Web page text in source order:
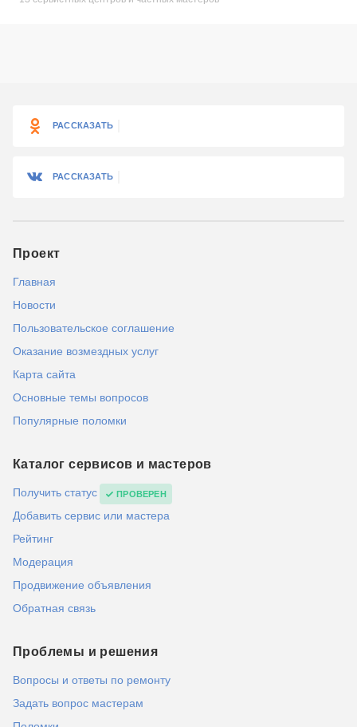
РАССКАЗАТЬ
РАССКАЗАТЬ
Проект
Главная
Новости
Пользовательское соглашение
Оказание возмездных услуг
Карта сайта
Основные темы вопросов
Популярные поломки
Каталог сервисов и мастеров
Получить статус ПРОВЕРЕН
Добавить сервис или мастера
Рейтинг
Модерация
Продвижение объявления
Обратная связь
Проблемы и решения
Вопросы и ответы по ремонту
Задать вопрос мастерам